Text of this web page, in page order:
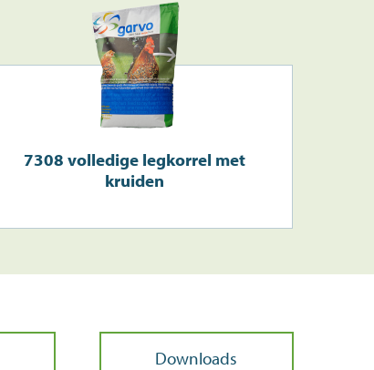
7308 volledige legkorrel met
kruiden
Downloads